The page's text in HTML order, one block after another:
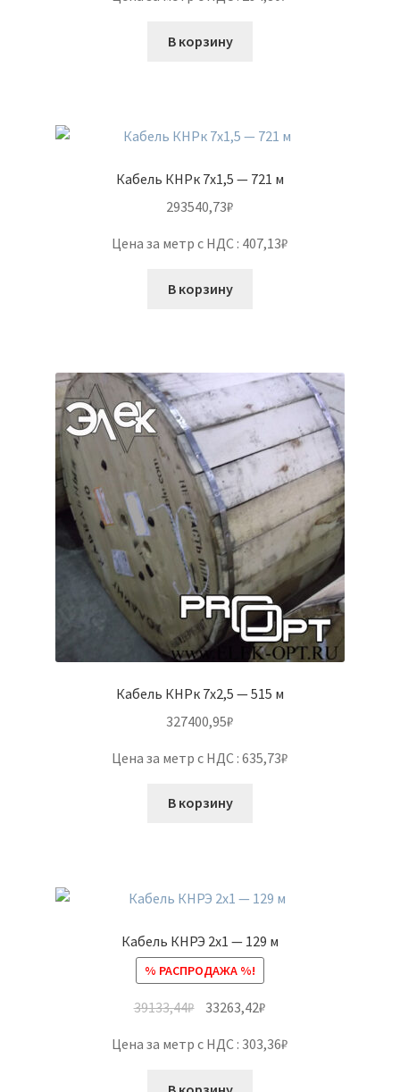
В корзину
Кабель КНРк 7х1,5 — 721 м
293540,73₽
Цена за метр с НДС : 407,13₽
В корзину
Кабель КНРк 7х2,5 — 515 м
327400,95₽
Цена за метр с НДС : 635,73₽
В корзину
Кабель КНРЭ 2х1 — 129 м
% РАСПРОДАЖА %!
39133,44₽ 33263,42₽
Цена за метр с НДС : 303,36₽